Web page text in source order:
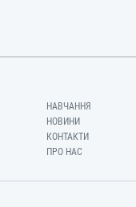
НАВЧАННЯ
НОВИНИ
КОНТАКТИ
ПРО НАС